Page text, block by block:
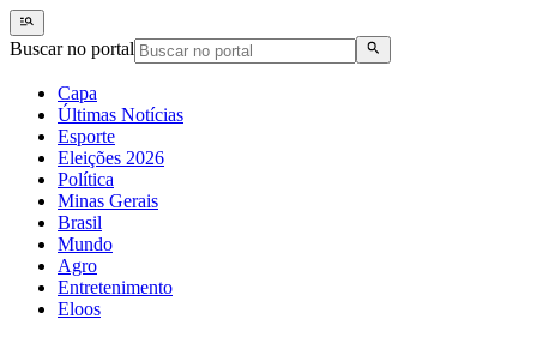
Buscar no portal
Capa
Últimas Notícias
Esporte
Eleições 2026
Política
Minas Gerais
Brasil
Mundo
Agro
Entretenimento
Eloos